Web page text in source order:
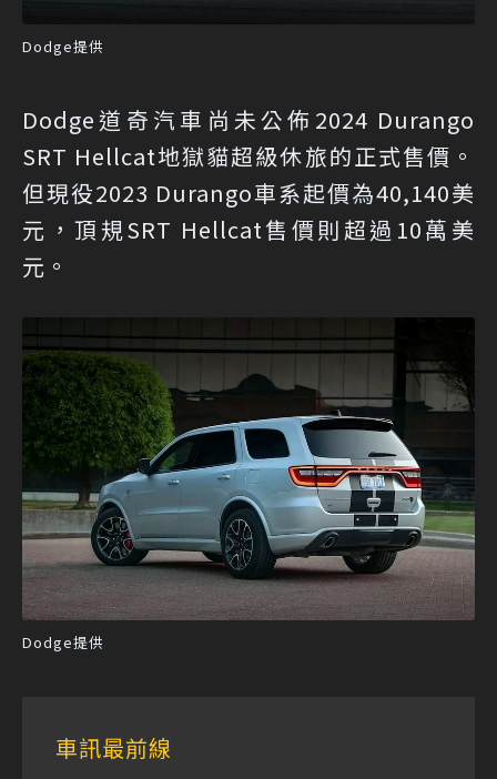
Dodge提供
Dodge道奇汽車尚未公佈2024 Durango
SRT Hellcat地獄貓超級休旅的正式售價。
但現役2023 Durango車系起價為40,140美
元，頂規SRT Hellcat售價則超過10萬美
元。
Dodge提供
車訊最前線